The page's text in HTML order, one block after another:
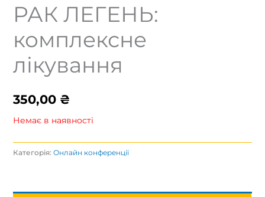
РАК ЛЕГЕНЬ:
комплексне
лікування
350,00 ₴
Немає в наявності
Категорія:Онлайн конференції